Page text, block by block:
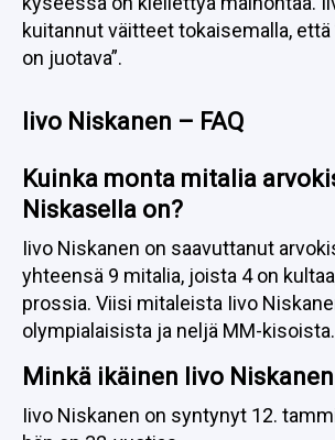
kuitannut väitteet tokaisemalla, että
on juotava”.
Iivo Niskanen – FAQ
Kuinka monta mitalia
Niskasella on?
yhteensä 9 mitalia, joista 4 on kultaa,
prossia. Viisi mitaleista Iivo
olympialaisista ja neljä MM-kisoista.
Minkä ikäinen Iivo
hän on 32-vuotias.